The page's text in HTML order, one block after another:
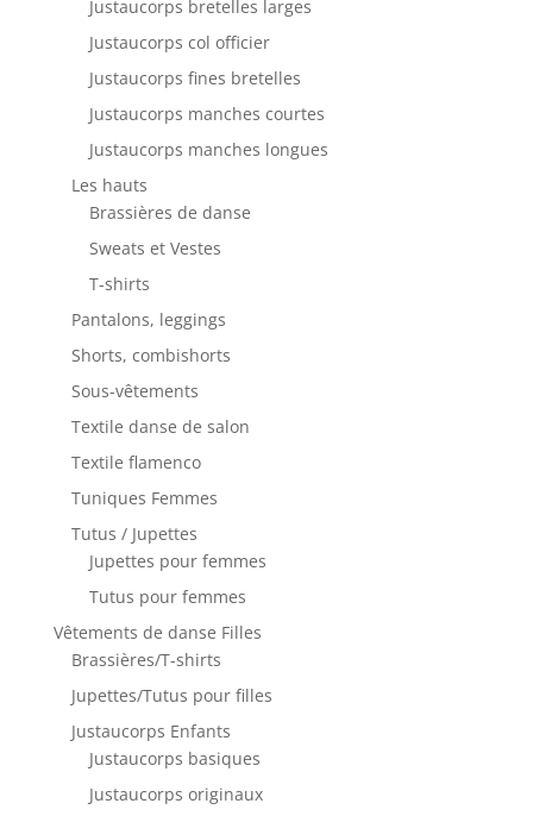
Justaucorps bretelles larges
Justaucorps col officier
Justaucorps fines bretelles
Justaucorps manches courtes
Justaucorps manches longues
Les hauts
Brassières de danse
Sweats et Vestes
T-shirts
Pantalons, leggings
Shorts, combishorts
Sous-vêtements
Textile danse de salon
Textile flamenco
Tuniques Femmes
Tutus / Jupettes
Jupettes pour femmes
Tutus pour femmes
Vêtements de danse Filles
Brassières/T-shirts
Jupettes/Tutus pour filles
Justaucorps Enfants
Justaucorps basiques
Justaucorps originaux